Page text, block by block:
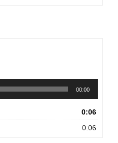
00:00
0:06
0:06